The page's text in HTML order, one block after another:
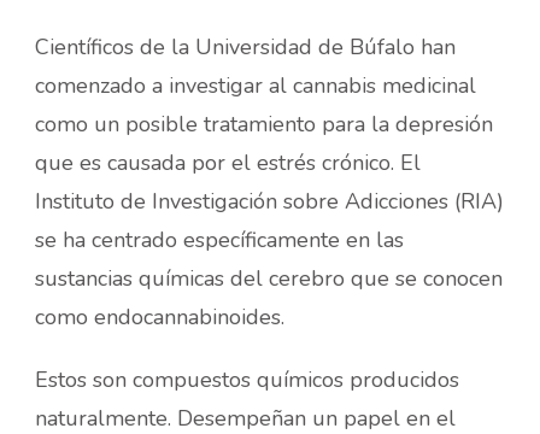
Científicos de la Universidad de Búfalo han
comenzado a investigar al cannabis medicinal
como un posible tratamiento para la depresión
que es causada por el estrés crónico. El
Instituto de Investigación sobre Adicciones (RIA)
se ha centrado específicamente en las
sustancias químicas del cerebro que se conocen
como endocannabinoides.
Estos son compuestos químicos producidos
naturalmente. Desempeñan un papel en el